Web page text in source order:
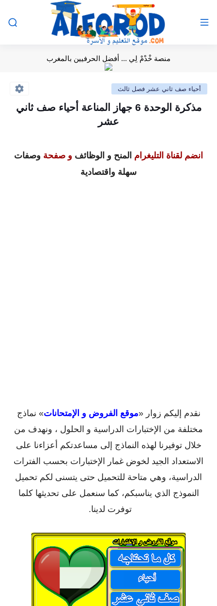
منصة خْدْمْ لِي ... أفضل الحرفيين بالمغرب
أحياء صف ثاني عشر فصل ثالث
مذكرة الوحدة 6 جهاز المناعة أحياء صف ثاني
عشر
انضم لقناة التليغرام المنح و الوظائف و صفحة وصفات
سهلة واقتصادية
نقدم إليكم زوار «موقع الفروض و الإمتحانات» نماذج
مختلفة من الإختبارات الدراسية و الحلول ، ونهدف من
خلال توفيرنا لهذه النماذج إلى مساعدتكم أعزاءنا على
الاستعداد الجيد لخوض غمار الإختبارات بحسب الفترات
الدراسية، وهي متاحة للتحميل حتى يتسنى لكم تحميل
النموذج الذي يناسبكم، كما سنعمل على تحديثها كلما
توفرت لدينا.